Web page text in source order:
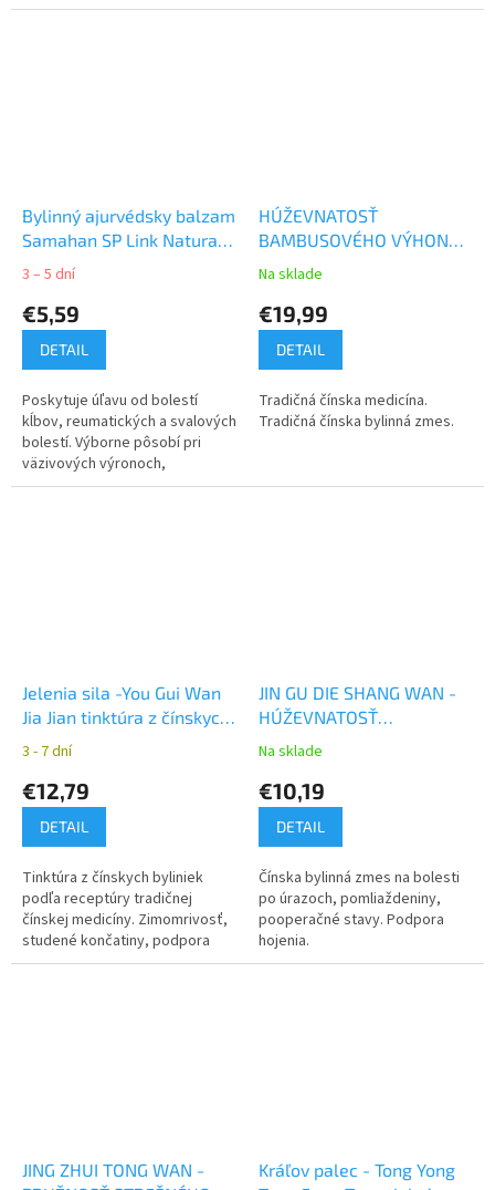
Bylinný ajurvédsky balzam
Samahan SP Link Natural
20g
3 – 5 dní
€5,59
DETAIL
Poskytuje úľavu od bolestí
kĺbov, reumatických a svalových
bolestí. Výborne pôsobí pri
väzivových výronoch,
prechladnutí alebo bolesti hlavy
HÚŽEVNATOSŤ
BAMBUSOVÉHO VÝHONKU
- JIN GU DIE SHANG WAN -
Na sklade
€19,99
DETAIL
Tradičná čínska medicína.
Tradičná čínska bylinná zmes.
Jelenia sila -You Gui Wan
Jia Jian tinktúra z čínskych
bylín YaoMedica
3 - 7 dní
€12,79
DETAIL
Tinktúra z čínskych byliniek
podľa receptúry tradičnej
čínskej medicíny. Zimomrivosť,
studené končatiny, podpora
libida
JIN GU DIE SHANG WAN -
HÚŽEVNATOSŤ
BAMBUSOVÉHO VÝHONKU
Na sklade
€10,19
DETAIL
Čínska bylinná zmes na bolesti
po úrazoch, pomliaždeniny,
pooperačné stavy. Podpora
hojenia.
JING ZHUI TONG WAN -
Kráľov palec - Tong Yong